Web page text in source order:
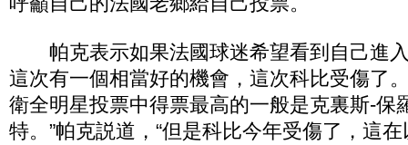
帕克表示如果法國球迷希望看到自己進
這次有一個相當好的機會，這次科比受傷了
衛全明星投票中得票最高的一般是克裏斯-保
特。”帕克説道，“但是科比今年受傷了，這